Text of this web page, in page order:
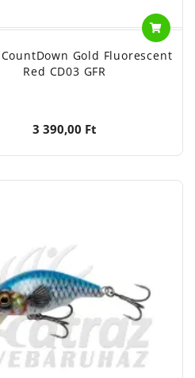
Gold Fluorescent
Red CD03 GFR
3 390,00 Ft